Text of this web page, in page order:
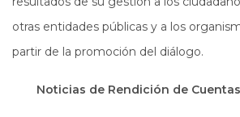
otras entidades públicas y a los
partir de la promoción del diálogo.
Noticias de Rendición de Cuentas